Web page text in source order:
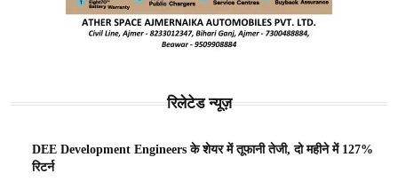
रिलेटेड न्यूज़
DEE Development Engineers के शेयर में तूफानी तेजी, दो महीने में 127%
रिटर्न